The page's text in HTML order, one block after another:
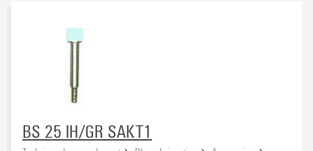
BS 25 IH/GR SAKT1